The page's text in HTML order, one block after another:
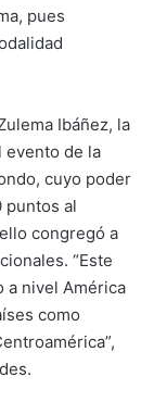
pues
Ibáñez, la
evento de la
cuyo poder
puntos al
congregó a
“Este
a nivel América
como